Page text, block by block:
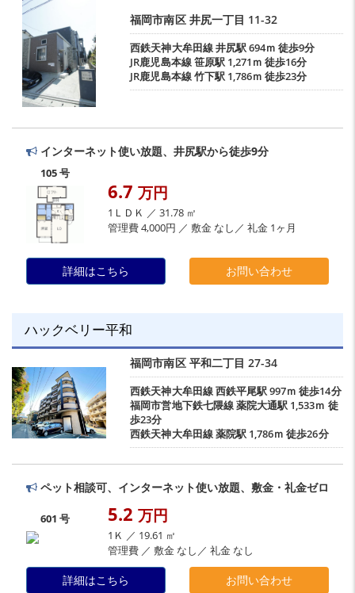
福岡市南区 井尻一丁目 11-32
西鉄天神大牟田線井尻駅694ｍ 徒歩9分
JR鹿児島本線笹原駅1,271ｍ 徒歩16分
JR鹿児島本線竹下駅1,786ｍ 徒歩23分
インターネット使い放題、井尻駅から徒歩9分
105 号
6.7 万円
1ＬＤＫ ／ 31.78 ㎡
管理費 4,000円 ／ 敷金 なし／ 礼金 1ヶ月
詳細はこちら お問い合わせ
ハックベリー平和
福岡市南区 平和二丁目 27-34
西鉄天神大牟田線西鉄平尾駅997ｍ 徒歩14分
福岡市営地下鉄七隈線薬院大通駅 1,533ｍ 徒
歩23分
西鉄天神大牟田線薬院駅1,786ｍ 徒歩26分
ペット相談可、インターネット使い放題、敷金・礼金ゼロ
601 号 5.2 万円
1Ｋ ／ 19.61 ㎡
管理費 ／ 敷金 なし／ 礼金 なし
詳細はこちら お問い合わせ